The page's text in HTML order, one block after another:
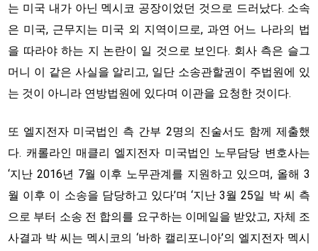
는 미국 내가 아닌 멕시코 공장이었던 것으로 드러났다. 소속
은 미국, 근무지는 미국 외 지역이므로, 과연 어느 나라의 법
을 따라야 하는 지 논란이 일 것으로 보인다. 회사 측은 슬그
머니 이 같은 사실을 알리고, 일단 소송관할권이 주법원에 있
는 것이 아니라 연방법원에 있다며 이관을 요청한 것이다.
또 엘지전자 미국법인 측 간부 2명의 진술서도 함께 제출했
다. 캐롤라인 매클리 엘지전자 미국법인 노무담당 변호사는
‘지난 2016년 7월 이후 노무관계를 지원하고 있으며, 올해 3
월 이후 이 소송을 담당하고 있다’며 ‘지난 3월 25일 박 씨 측
으로 부터 소송 전 합의를 요구하는 이메일을 받았고, 자체 조
사결과 박 씨는 멕시코의 ‘바하 캘리포니아’의 엘지전자 멕시